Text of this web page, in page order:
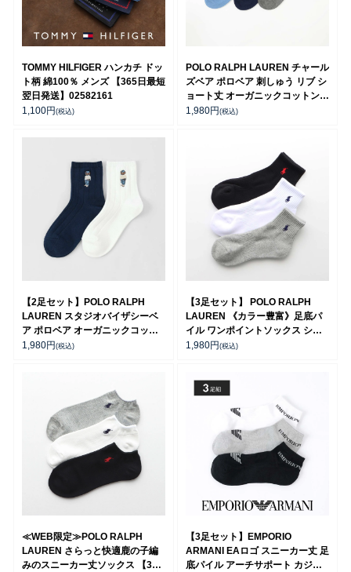
TOMMY HILFIGER ハンカチ ドッ
ト柄 綿100％ メンズ 【365日最短
翌日発送】02582161
1,100円 (税込)
POLO RALPH LAUREN チャール
ズベア ポロベア 刺しゅう リブ シ
ョート丈 オーガニックコットン混
カジュアル メンズ ソックス
1,980円 (税込)
【2足セット】POLO RALPH
LAUREN スタジオバイザシーベ
ア ポロベア オーガニックコット
ン混 ショート丈 ソックス メンズ
1,980円 (税込)
【3足セット】 POLO RALPH
LAUREN 《カラー豊富》足底パ
イル ワンポイントソックス ショ
ート丈 アーチサポート メンズ
1,980円 (税込)
≪WEB限定≫POLO RALPH
LAUREN さらっと快適鹿の子編
みのスニーカー丈ソックス 【3足
【3足セット】EMPORIO
ARMANI EAロゴ スニーカー丈 足
底パイル アーチサポート カジュ